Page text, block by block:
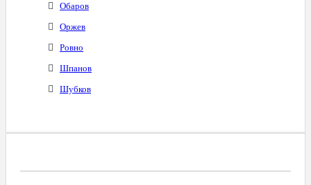
Обаров
Оржев
Ровно
Шпанов
Шубков